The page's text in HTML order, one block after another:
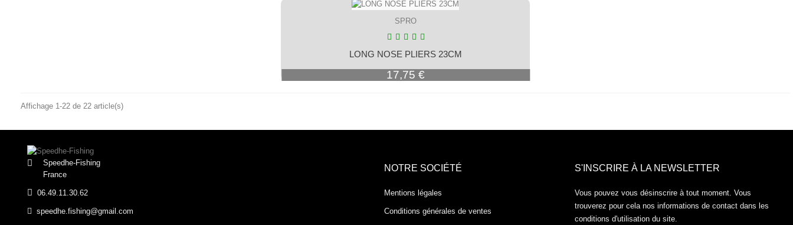
SPRO
LONG NOSE PLIERS 23CM
17,75 €
Affichage 1-22 de 22 article(s)
Speedhe-Fishing
France
06.49.11.30.62
speedhe.fishing@gmail.com
NOTRE SOCIÉTÉ
Mentions légales
Conditions générales de ventes
S'INSCRIRE À LA NEWSLETTER
Vous pouvez vous désinscrire à tout moment. Vous
trouverez pour cela nos informations de contact dans les
conditions d'utilisation du site.